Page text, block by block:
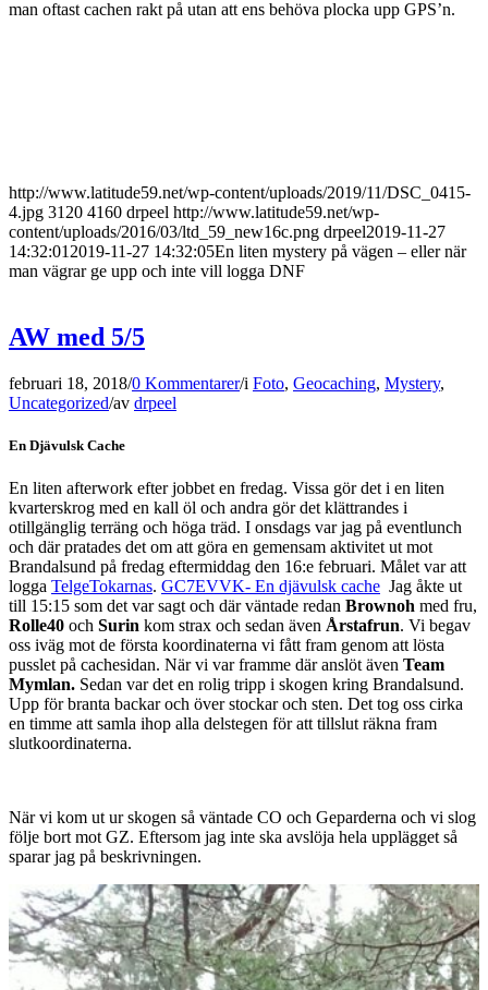
man oftast cachen rakt på utan att ens behöva plocka upp GPS’n.
http://www.latitude59.net/wp-content/uploads/2019/11/DSC_0415-
4.jpg 3120 4160 drpeel http://www.latitude59.net/wp-
content/uploads/2016/03/ltd_59_new16c.png drpeel2019-11-27
14:32:01 2019-11-27 14:32:05En liten mystery på vägen – eller när
man vägrar ge upp och inte vill logga DNF
AW med 5/5
februari 18, 2018/0 Kommentarer/i Foto, Geocaching, Mystery,
Uncategorized/av drpeel
En Djävulsk Cache
En liten afterwork efter jobbet en fredag. Vissa gör det i en liten
kvarterskrog med en kall öl och andra gör det klättrandes i
otillgänglig terräng och höga träd. I onsdags var jag på eventlunch
och där pratades det om att göra en gemensam aktivitet ut mot
Brandalsund på fredag eftermiddag den 16:e februari. Målet var att
logga TelgeTokarnas. GC7EVVK- En djävulsk cache Jag åkte ut
till 15:15 som det var sagt och där väntade redan Brownoh med fru,
Rolle40 och Surin kom strax och sedan även Årstafrun. Vi begav
oss iväg mot de första koordinaterna vi fått fram genom att lösta
pusslet på cachesidan. När vi var framme där anslöt även Team
Mymlan. Sedan var det en rolig tripp i skogen kring Brandalsund.
Upp för branta backar och över stockar och sten. Det tog oss cirka
en timme att samla ihop alla delstegen för att tillslut räkna fram
slutkoordinaterna.
När vi kom ut ur skogen så väntade CO och Geparderna och vi slog
följe bort mot GZ. Eftersom jag inte ska avslöja hela upplägget så
sparar jag på beskrivningen.